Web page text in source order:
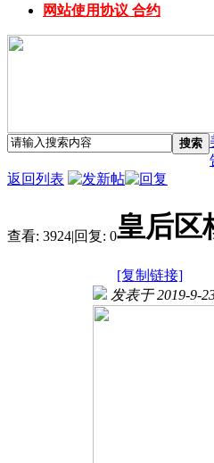
网站使用协议 合约
搜索
返回列表
查看: 3924|回复: 0皇后区
[复制链接]
发表于 2019-9-